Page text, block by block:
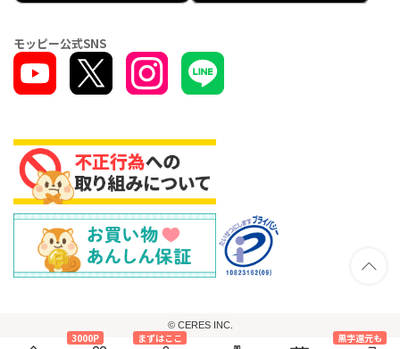
3000P まずはここ 黒字還元も
モッピー公式SNS
© CERES INC.